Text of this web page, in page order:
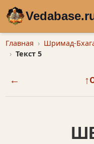
Главная Шримад-
Текст 5
← ↑